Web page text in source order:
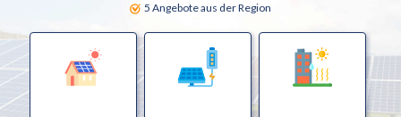
5 Angebote aus der Region